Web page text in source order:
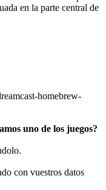
en la parte central de
homebrew-
uno de los juegos?
con vuestros datos